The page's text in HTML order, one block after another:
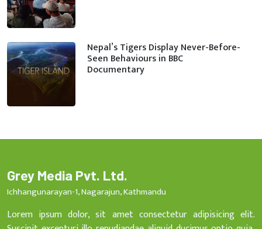
Nepal’s Tigers Display Never-Before-
Seen Behaviours in BBC
Documentary
Grey Media Pvt. Ltd.
Ichhangunarayan-1, Nagarajun, Kathmandu
Lorem ipsum dolor, sit amet consectetur adipisicing elit.